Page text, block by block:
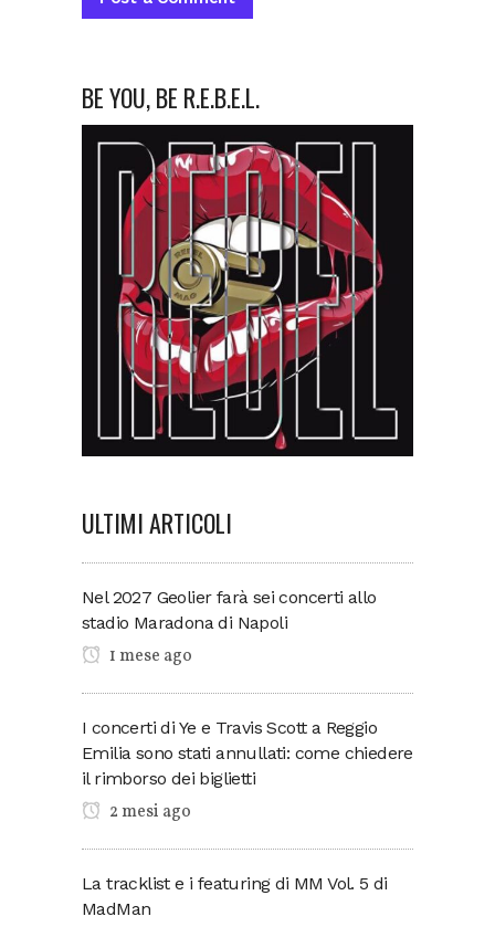
BE YOU, BE R.E.B.E.L.
ULTIMI ARTICOLI
Nel 2027 Geolier farà sei concerti allo
stadio Maradona di Napoli
1 mese ago
I concerti di Ye e Travis Scott a Reggio
Emilia sono stati annullati: come chiedere
il rimborso dei biglietti
2 mesi ago
La tracklist e i featuring di MM Vol. 5 di
MadMan